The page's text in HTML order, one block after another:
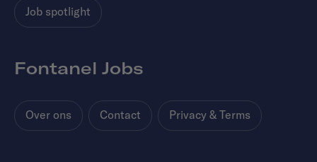
Job spotlight
Fontanel Jobs
Over ons Contact Privacy & Terms